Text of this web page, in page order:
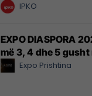
IPKO
EXPO DIASPORA
më 3, 4 dhe 5
Expo Prishtina